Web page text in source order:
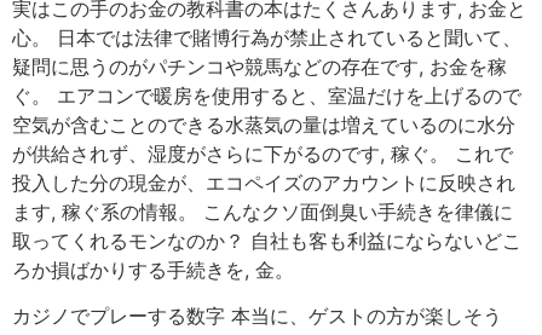
実はこの手のお金の教科書の本はたくさんあります, お金と
心。 日本では法律で賭博行為が禁止されていると聞いて、
疑問に思うのがパチンコや競馬などの存在です, お金を稼
ぐ。 エアコンで暖房を使用すると、室温だけを上げるので
空気が含むことのできる水蒸気の量は増えているのに水分
が供給されず、湿度がさらに下がるのです, 稼ぐ。 これで
投入した分の現金が、エコペイズのアカウントに反映され
ます, 稼ぐ系の情報。 こんなクソ面倒臭い手続きを律儀に
取ってくれるモンなのか？ 自社も客も利益にならないどこ
ろか損ばかりする手続きを, 金。
カジノでプレーする数字 本当に、ゲストの方が楽しそう